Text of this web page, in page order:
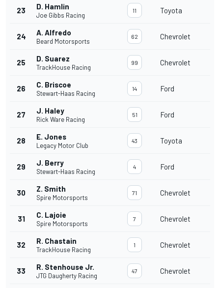
23 D. Hamlin
Joe Gibbs Racing
11 Toyota
24 A. Alfredo
Beard Motorsports
62 Chevrolet
25 D. Suarez
TrackHouse Racing
99 Chevrolet
26 C. Briscoe
Stewart-Haas Racing
14 Ford
27 J. Haley
Rick Ware Racing
51 Ford
28 E. Jones
Legacy Motor Club
43 Toyota
29 J. Berry
Stewart-Haas Racing
4 Ford
30 Z. Smith
Spire Motorsports
71 Chevrolet
31 C. Lajoie
Spire Motorsports
7 Chevrolet
32 R. Chastain
TrackHouse Racing
1 Chevrolet
33 R. Stenhouse Jr.
JTG Daugherty Racing
47 Chevrolet